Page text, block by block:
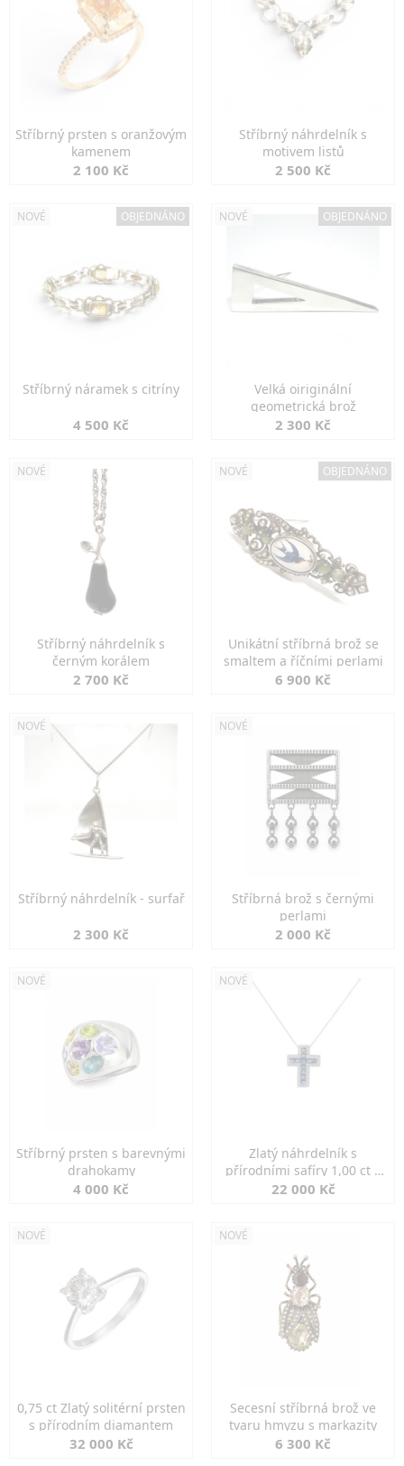
Stříbrný prsten s oranžovým
kamenem
2 100 Kč
Stříbrný náhrdelník s
motivem listů
2 500 Kč
NOVÉ OBJEDNÁNO
Stříbrný náramek s citríny
4 500 Kč
NOVÉ OBJEDNÁNO
Velká oiriginální
geometrická brož
2 300 Kč
NOVÉ
Stříbrný náhrdelník s
černým korálem
2 700 Kč
NOVÉ OBJEDNÁNO
Unikátní stříbrná brož se
smaltem a říčními perlami
6 900 Kč
NOVÉ
Stříbrný náhrdelník - surfař
2 300 Kč
NOVÉ
Stříbrná brož s černými
perlami
2 000 Kč
NOVÉ
Stříbrný prsten s barevnými
drahokamy
4 000 Kč
NOVÉ
Zlatý náhrdelník s
přírodními safíry 1,00 ct a
diamanty
22 000 Kč
NOVÉ
0,75 ct Zlatý solitérní prsten
s přírodním diamantem
32 000 Kč
NOVÉ
Secesní stříbrná brož ve
tvaru hmyzu s markazity
6 300 Kč